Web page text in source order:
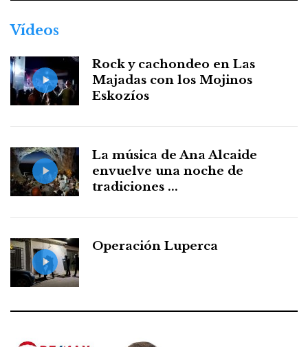
Vídeos
Rock y cachondeo en Las
Majadas con los Mojinos
Eskozíos
La música de Ana Alcaide
envuelve una noche de
tradiciones ...
Operación Luperca